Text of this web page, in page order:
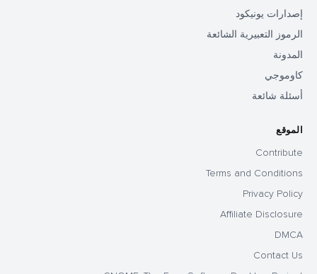
إصدارات يونيكود
الرموز التعبيرية الشائعة
المدونة
كاوموجي
أسئلة شائعة
الموقع
Contribute
Terms and Conditions
Privacy Policy
Affiliate Disclosure
DMCA
Contact Us